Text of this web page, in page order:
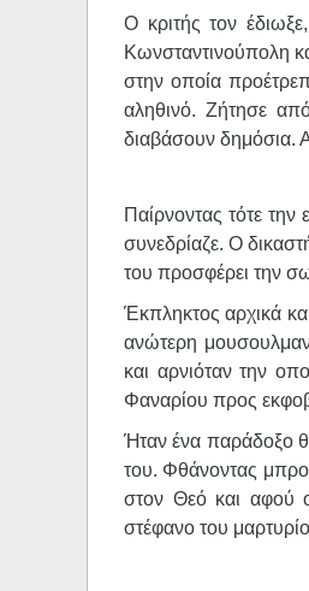
Ο κριτής τον
Κωνσταντινούπολη
στην οποία
αληθινό. Ζήτησε
διαβάσουν δημόσια.
Παίρνοντας τότε
συνεδρίαζε. Ο
του προσφέρει την
Έκπληκτος αρχικά
ανώτερη
και αρνιόταν την
Φαναρίου προς
Ήταν ένα παράδοξο
του. Φθάνοντας
στον Θεό και αφού
στέφανο του